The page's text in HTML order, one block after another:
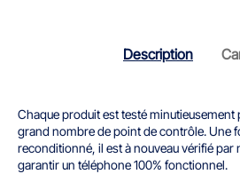
Description
Chaque produit est testé
grand nombre de point de contrôle. Une
reconditionné, il est à nouveau vérifié par
garantir un téléphone 100% fonctionnel.